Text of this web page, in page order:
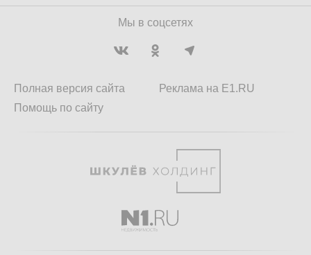
Мы в соцсетях
Полная версия сайта
Помощь по сайту
Реклама на E1.RU